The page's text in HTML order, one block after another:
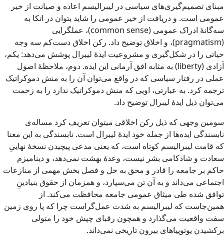
مبنای تصمیم‌گیری‌های سیاسی در لیبرالیسم اعاده و صیانت از خیر
عمومی است. و دریافت از خیر عمومی را شاید بتوان در اتکا به
سه‌گانۀ ادراک عمومی (common sense)، عملگرایی
(pragmatism)، و اخلاق توضیح داد. رکن اخلاق دست‌کم سه وجه
حیاتی را در شکل‌گیری و مشروعیت ایدۀ لیبرال پوشش می‌دهد: یکم،
آزادی (liberty) به مثابه افق آرمانی این ایده. دوم، ملاحظۀ اصول
عملی در رفتار سیاسی که در واقع می‌توان آن را به منش دموکراتیک
ترجمه کرد. به عبارتی، اویی که منش دموکراتیک ندارد را به زحمت
می‌توان ذیل ایدۀ لیبرال توضیح داد.
سومین وجهی که ذیل رکن اخلاقی میتوان تعریف کرد مساله‌ی
نابسندگی ایده‌ها از جمله خود ایدۀ لیبرال است. نابسندگی به این معنا
که قامت لیبرالیسم کوتاه است، که یعنی مدعی پیچیدن نسخۀ نهاییِ
سعادت و شادکامی بشر نیست، وعدۀ بهشت نمی‌دهد، و دینامیزم
حاکم بر جامعه را قادر و محق به حل و فصل بخش مهمی از منازعات
اجتماعی می‌داند و به آن تن می‌سپارد، و همزمان از حقوق بنیادینِ
توافق شده طی میثاق عمومی جامعه محافظت می‌کند. از
همین‌جاست که لیبرالیسم به شدت عمل‌گراست چرا که پا روی زمین
سفت واقعیت می‌گذارد و همچون رقبای چپش خود را متولی
برکشیدن یوتوپیاهای بیرون تاریخی نمی‌داند.